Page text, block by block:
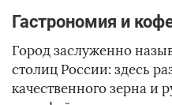
Гастрономия и
Город заслуженно
столиц России: здесь
качественного зерна